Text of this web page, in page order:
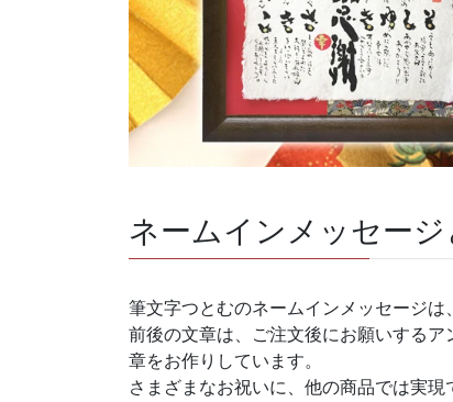
ネームインメッセージ
筆文字つとむのネームインメッセージは
前後の文章は、ご注文後にお願いする
章をお作りしています。
さまざまなお祝いに、他の商品では実